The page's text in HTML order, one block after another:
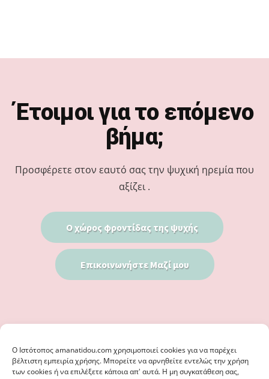
Ο Iστότοπος amanatidou.com χρησιμοποιεί cookies για να παρέχει
βέλτιστη εμπειρία χρήσης. Μπορείτε να αρνηθείτε εντελώς την χρήση
των cookies ή να επιλέξετε κάποια απ' αυτά. Η μη συγκατάθεση σας,
Έτοιμοι για το επόμενο
βήμα;
Προσφέρετε στον εαυτό σας την ψυχική ηρεμία που
αξίζει .
Ο χώρος φροντίδας της ψυχής
Επικοινωνήστε Μαζί μου